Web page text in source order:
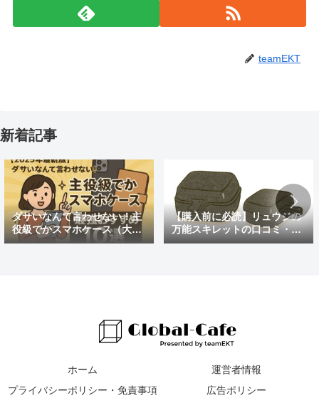
teamEKT
新着記事
ダサいなんて言わせない！主
役級でかスマホケース（大き
めの）最強おすすめ10選
【購入前に必読】リュウジの
万能スキレットの口コミ・評
判まとめ｜後悔しないための
ホーム
運営者情報
プライバシーポリシー・免責事項
広告ポリシー